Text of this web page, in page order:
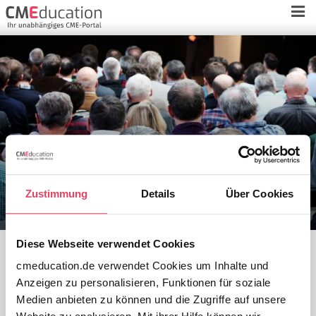
Zustimmung Details Über Cookies
Diese Webseite verwendet Cookies
cmeducation.de verwendet Cookies um Inhalte und
Anzeigen zu personalisieren, Funktionen für soziale
Medien anbieten zu können und die Zugriffe auf unsere
Univ.-Prof. Dr. med.
Georg Lenz
Alle Referenten
Medizinische Klinik A